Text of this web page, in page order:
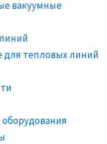
вакуумные
тепловых линий